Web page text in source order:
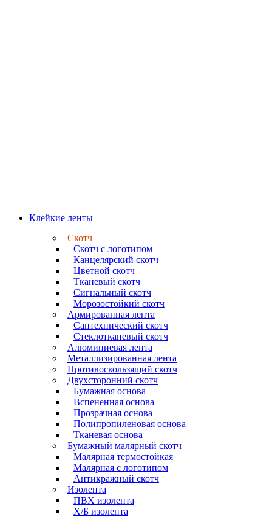
Клейкие ленты
Скотч
Скотч с логотипом
Канцелярский скотч
Цветной скотч
Тканевый скотч
Сигнальный скотч
Морозостойкий скотч
Армированная лента
Сантехнический скотч
Стеклотканевый скотч
Алюминиевая лента
Металлизированная лента
Противоскользящий скотч
Двухсторонний скотч
Бумажная основа
Вспененная основа
Прозрачная основа
Полипропиленовая основа
Тканевая основа
Бумажный малярный скотч
Малярная термостойкая
Малярная с логотипом
Антикражный скотч
Изолента
ПВХ изолента
Х/Б изолента